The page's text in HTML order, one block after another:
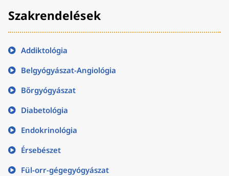
Szakrendelések
Addiktológia
Belgyógyászat-Angiológia
Bőrgyógyászat
Diabetológia
Endokrinológia
Érsebészet
Fül-orr-gégegyógyászat